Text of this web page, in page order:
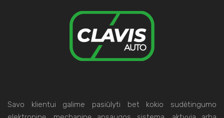
Savo klientui galime pasiūlyti bet kokio sudėtingumo